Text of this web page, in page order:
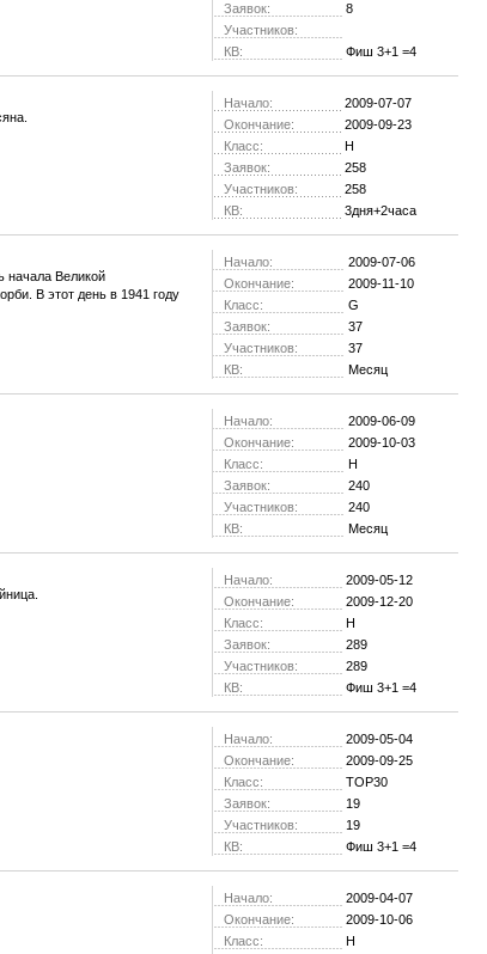
Заявок:
8
Участников:
КВ:
Фиш 3+1 =4
Начало:
2009-07-07
Окончание:
2009-09-23
Класс:
H
Заявок:
258
Участников:
258
КВ:
3дня+2часа
начала Великой
В этот день в 1941 году
Начало:
2009-07-06
Окончание:
2009-11-10
Класс:
G
Заявок:
37
Участников:
37
КВ:
Месяц
Начало:
2009-06-09
Окончание:
2009-10-03
Класс:
H
Заявок:
240
Участников:
240
КВ:
Месяц
Начало:
2009-05-12
Окончание:
2009-12-20
Класс:
H
Заявок:
289
Участников:
289
КВ:
Фиш 3+1 =4
Начало:
2009-05-04
Окончание:
2009-09-25
Класс:
TOP30
Заявок:
19
Участников:
19
КВ:
Фиш 3+1 =4
Начало:
2009-04-07
Окончание:
2009-10-06
Класс:
H